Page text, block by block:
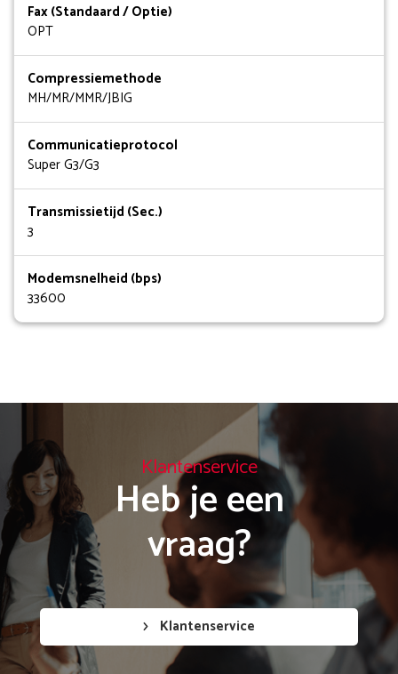
Fax (Standaard / Optie)
OPT
Compressiemethode
MH/MR/MMR/JBIG
Communicatieprotocol
Super G3/G3
Transmissietijd (Sec.)
3
Modemsnelheid (bps)
33600
Klantenservice
Heb je een
vraag?
Klantenservice